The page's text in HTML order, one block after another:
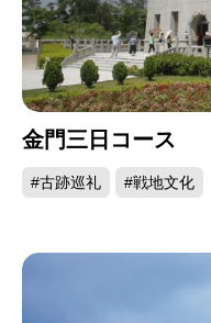
金門三日コース
#古跡巡礼 #戦地文化